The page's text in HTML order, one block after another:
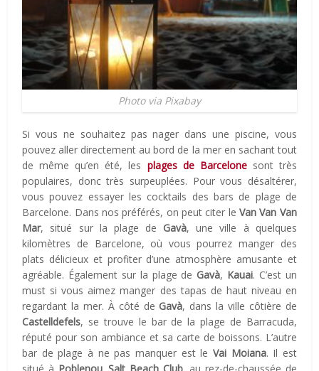
Photo via Pixabay
Si vous ne souhaitez pas nager dans une piscine, vous
pouvez aller directement au bord de la mer en sachant tout
de même qu’en été, les plages de Barcelonesont très
populaires, donc très surpeuplées. Pour vous désaltérer,
vous pouvez essayer les cocktails des bars de plage de
Barcelone. Dans nos préférés, on peut citer leVan Van Van
Mar, situé sur la plage de Gavà, une ville à quelques
kilomètres de Barcelone, où vous pourrez manger des
plats délicieux et profiter d’une atmosphère amusante et
agréable. Également sur la plage de Gavà, Kauai. C’est un
must si vous aimez manger des tapas de haut niveau en
regardant la mer. À côté de Gavà, dans la ville côtière de
Castelldefels, se trouve le bar de la plage de Barracuda,
réputé pour son ambiance et sa carte de boissons. L’autre
bar de plage à ne pas manquer est le Vai Moiana. Il est